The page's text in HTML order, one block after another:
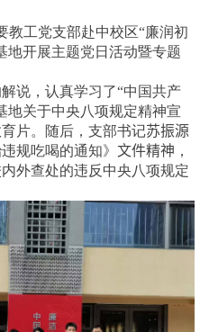
教工党支部赴中校区“廉润初
地开展主题党日活动暨专题
说，认真学习了“中国共产
地关于中央八项规定精神宣
片。随后，支部书记苏振源
规吃喝的通知》 文件精神 ，
外查处的违反中央八项规定